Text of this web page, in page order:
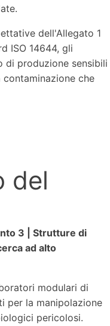
dell'Allegato 1
ISO 14644, gli
di produzione sensibili
che
del
3 | Strutture di
ad alto
modulari di
per la manipolazione
pericolosi.